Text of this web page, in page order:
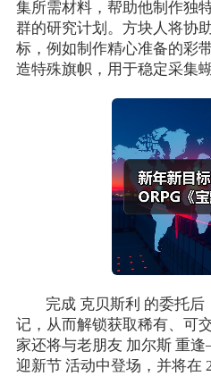
集所需材料，帮助他制作独
群的研究计划。方块人将协
标，例如制作精心准备的彩
造特殊旗帜，用于稳定采集
完成 克贝斯利 的委托
记，从而解锁获取稀有、可
家还将与老朋友 加尔斯 重
迎新节 活动中登场，并将在